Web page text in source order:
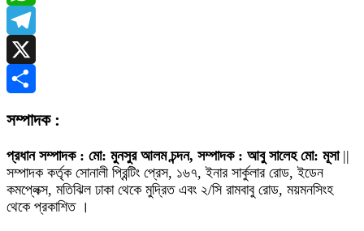
WhatsApp
Telegram
X
সম্পাদক :
প্রধান সম্পাদক : মো: মুনসুর আলম চন্দন, সম্পাদক : আবু সালেহ মো: মূসা||
সম্পাদক কর্তৃক সোনালী প্রিন্টিং প্রেস, ১৬৭, ইনার সার্কুলার রোড, ইডেন
কমপ্লেক্স, মতিঝিল ঢাকা থেকে মুদ্রিত এবং ২/সি রামবাবু রোড, ময়মনসিংহ
থেকে প্রকাশিত ।